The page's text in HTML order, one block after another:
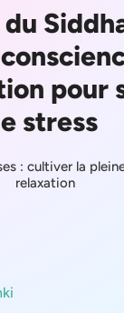
pour
stress
: cultiver la
relaxation